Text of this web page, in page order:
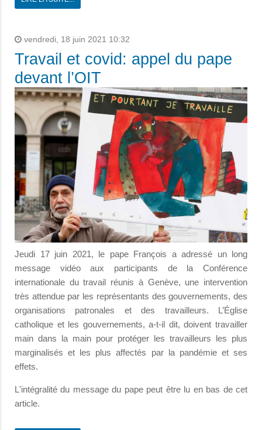
vendredi, 18 juin 2021 10:32
Travail et covid: appel du pape
devant l’OIT
Jeudi 17 juin 2021, le pape François a adressé un long
message vidéo aux participants de la Conférence
internationale du travail réunis à Genève, une intervention
très attendue par les représentants des gouvernements, des
organisations patronales et des travailleurs. L’Église
catholique et les gouvernements, a-t-il dit, doivent travailler
main dans la main pour protéger les travailleurs les plus
marginalisés et les plus affectés par la pandémie et ses
effets.
L'intégralité du message du pape peut être lu en bas de cet
article.